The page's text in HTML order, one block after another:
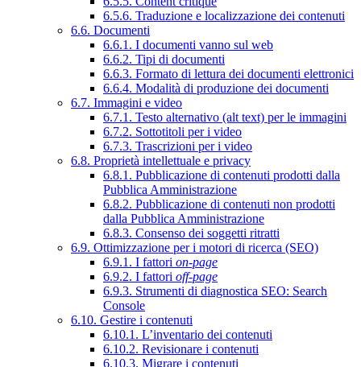
6.5.6. Traduzione e localizzazione dei contenuti
6.6. Documenti
6.6.1. I documenti vanno sul web
6.6.2. Tipi di documenti
6.6.3. Formato di lettura dei documenti elettronici
6.6.4. Modalità di produzione dei documenti
6.7. Immagini e video
6.7.1. Testo alternativo (alt text) per le immagini
6.7.2. Sottotitoli per i video
6.7.3. Trascrizioni per i video
6.8. Proprietà intellettuale e privacy
6.8.1. Pubblicazione di contenuti prodotti dalla
Pubblica Amministrazione
6.8.2. Pubblicazione di contenuti non prodotti
dalla Pubblica Amministrazione
6.8.3. Consenso dei soggetti ritratti
6.9. Ottimizzazione per i motori di ricerca (SEO)
6.9.1. I fattori on-page
6.9.2. I fattori off-page
6.9.3. Strumenti di diagnostica SEO: Search
Console
6.10. Gestire i contenuti
6.10.1. L’inventario dei contenuti
6.10.2. Revisionare i contenuti
6.10.3. Migrare i contenuti